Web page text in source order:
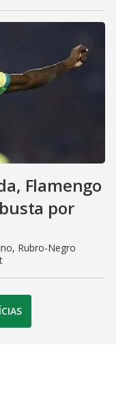
Flamengo
por
Rubro-Negro